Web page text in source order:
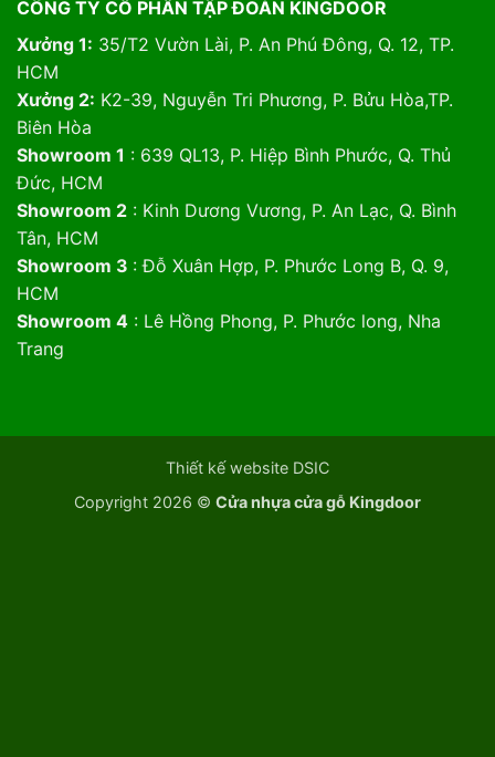
CÔNG TY CỔ PHẦN TẬP ĐOÀN KINGDOOR
Xưởng 1: 35/T2 Vườn Lài, P. An Phú Đông, Q. 12, TP.
HCM
Xưởng 2: K2-39, Nguyễn Tri Phương, P. Bửu Hòa,TP.
Biên Hòa
Showroom 1 : 639 QL13, P. Hiệp Bình Phước, Q. Thủ
Đức, HCM
Showroom 2: Kinh Dương Vương, P. An Lạc, Q. Bình
Tân, HCM
Showroom 3 : Đỗ Xuân Hợp, P. Phước Long B, Q. 9,
HCM
Showroom 4: Lê Hồng Phong, P. Phước long, Nha
Trang
Thiết kế website DSIC
Copyright 2026 © Cửa nhựa cửa gỗ Kingdoor